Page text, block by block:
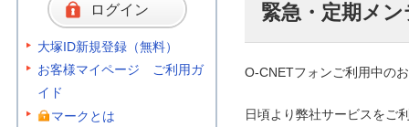
緊急・定期メ
O-CNETフォンご利用中の
日頃より弊社サービスをご
ログイン
大塚ID新規登録（無料）
お客様マイページ ご利用ガ
イド
マークとは